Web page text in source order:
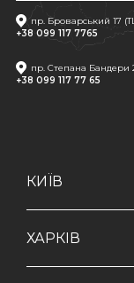
пр. Броварський 17
+38 099 117 7765
пр. Степана Бандери
+38 099 117 77 65
КИЇВ
ХАРКІВ